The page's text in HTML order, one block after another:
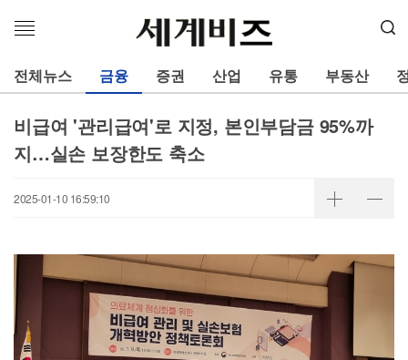
메
열
기
전체뉴스 금융 증권 산업 유통 부동산
비급여 '관리급여'로 지정, 본인부담금 95%까
지…실손 보장한도 축소
2025-01-10 16:59:10